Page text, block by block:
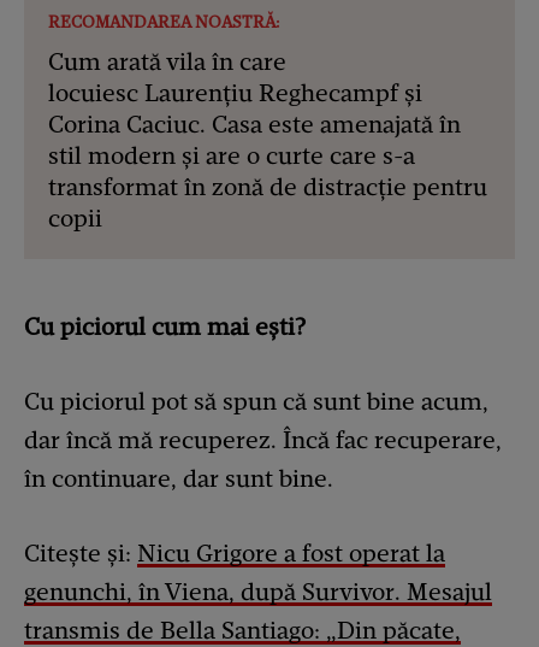
RECOMANDAREA NOASTRĂ:
Cum arată vila în care
locuiesc Laurențiu Reghecampf și
Corina Caciuc. Casa este amenajată în
stil modern și are o curte care s-a
transformat în zonă de distracție pentru
copii
Cu piciorul cum mai ești?
Cu piciorul pot să spun că sunt bine acum,
dar încă mă recuperez. Încă fac recuperare,
în continuare, dar sunt bine.
Citește și: Nicu Grigore a fost operat la
genunchi, în Viena, după Survivor. Mesajul
transmis de Bella Santiago: „Din păcate,